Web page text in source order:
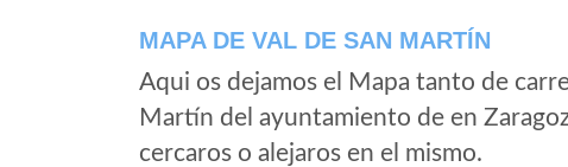
MAPA DE VAL DE SAN MARTÍN
Aqui os dejamos el Mapa tanto de
Martín del ayuntamiento de en
cercaros o alejaros en el mismo.